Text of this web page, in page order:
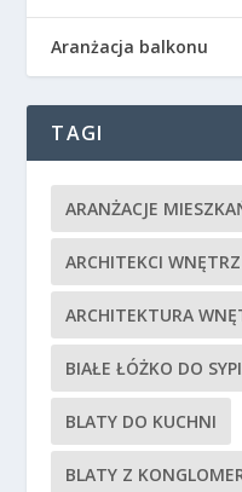
Aranżacja balkonu
TAGI
ARANŻACJE
ARCHITEKCI
ARCHITEKTURA
BIAŁE ŁÓŻKO DO
BLATY DO KUCHNI
BLATY Z